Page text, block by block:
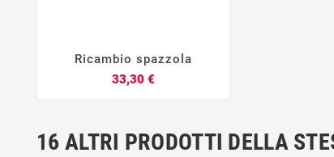

Ricambio spazzola
33,30 €Prezzo
16 ALTRI PRODOTTI DELLA